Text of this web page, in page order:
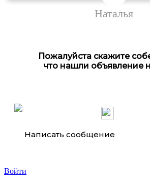
Наталья
Пожалуйста скажите
что нашли объявление
Написать сообщение
Войти